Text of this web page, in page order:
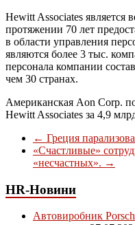
Hewitt Associates
протяжении 70 лет
в области управления
являются более 3 тыс.
персонала компании
чем 30 странах.
Американская Aon Corp.
Hewitt Associates за 4,9
← Греция
«Счастливые»
«несчастных». →
HR-Новини
Автовиробник